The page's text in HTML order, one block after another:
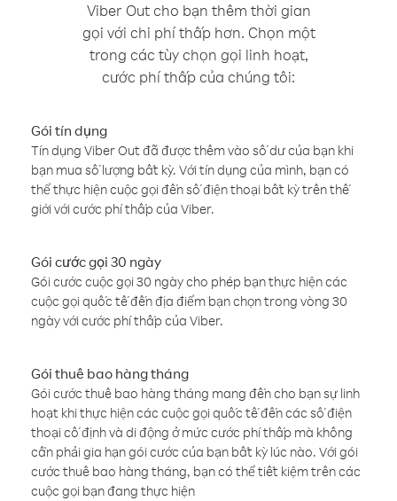
Viber Out cho bạn thêm thời gian
gọi với chi phí thấp hơn. Chọn một
trong các tùy chọn gọi linh hoạt,
cước phí thấp của chúng tôi:
Gói tín dụng
Tín dụng Viber Out đã được thêm vào số dư của bạn khi
bạn mua số lượng bất kỳ. Với tín dụng của mình, bạn có
thể thực hiện cuộc gọi đến số điện thoại bất kỳ trên thế
giới với cước phí thấp của Viber.
Gói cước gọi 30 ngày
Gói cước cuộc gọi 30 ngày cho phép bạn thực hiện các
cuộc gọi quốc tế đến địa điểm bạn chọn trong vòng 30
ngày với cước phí thấp của Viber.
Gói thuê bao hàng tháng
Gói cước thuê bao hàng tháng mang đến cho bạn sự linh
hoạt khi thực hiện các cuộc gọi quốc tế đến các số điện
thoại cố định và di động ở mức cước phí thấp mà không
cần phải gia hạn gói cước của bạn bất kỳ lúc nào. Với gói
cước thuê bao hàng tháng, bạn có thể tiết kiệm trên các
cuộc gọi bạn đang thực hiện